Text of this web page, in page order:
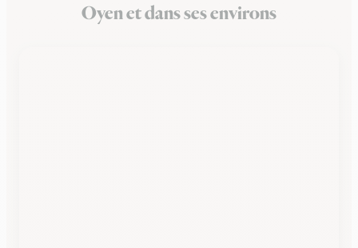
Oyen et dans ses environs